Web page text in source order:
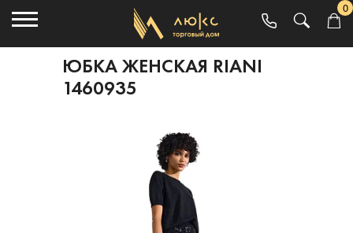
0
ЮБКА ЖЕНСКАЯ RIANI
1460935